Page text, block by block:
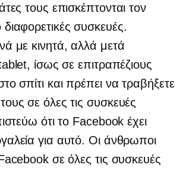
τους επισκέπτονται τον
συσκευές.
με κινητά, αλλά μετά
ίσως σε επιτραπέζιους
σπίτι και πρέπει να τραβήξετε
σε όλες τις συσκευές
ότι το Facebook έχει
για αυτό. Οι άνθρωποι
σε όλες τις συσκευές